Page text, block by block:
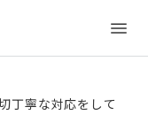
丁寧な対応をして